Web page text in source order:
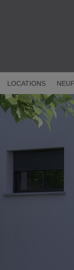
LOCATIONS NEUF